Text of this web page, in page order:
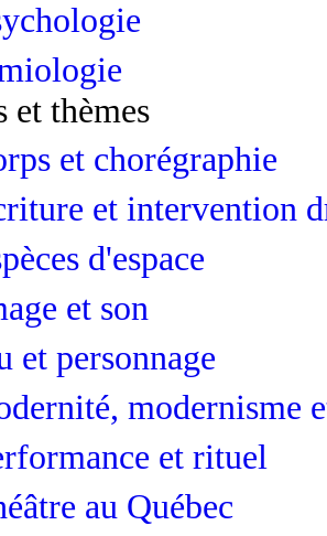
et thèmes
et chorégraphie
et intervention
d'espace
et son
et personnage
modernisme
et rituel
au Québec